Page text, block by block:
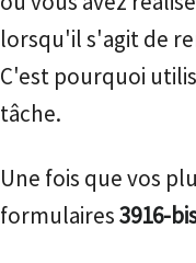
lorsqu'il s'agit de
C'est pourquoi
tâche.
Une fois que vos
formulaires3916-